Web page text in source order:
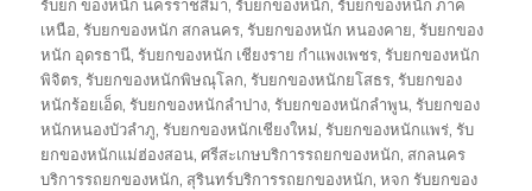
รับยก ของหนัก นครราชสีมา,รับยกของหนัก,รับยกของหนัก ภาค
เหนือ,รับยกของหนัก สกลนคร,รับยกของหนัก หนองคาย,รับยกของ
หนัก อุดรธานี,รับยกของหนัก เชียงราย กำแพงเพชร,รับยกของหนัก
พิจิตร,รับยกของหนักพิษณุโลก,รับยกของหนักยโสธร,รับยกของ
หนักร้อยเอ็ด,รับยกของหนักลำปาง,รับยกของหนักลำพูน,รับยกของ
หนักหนองบัวลำภู,รับยกของหนักเชียงใหม่,รับยกของหนักแพร่,รับ
ยกของหนักแม่ฮ่องสอน,ศรีสะเกษบริการรถยกของหนัก, สกลนคร
บริการรถยกของหนัก, สุรินทร์บริการรถยกของหนัก,หจก รับยกของ